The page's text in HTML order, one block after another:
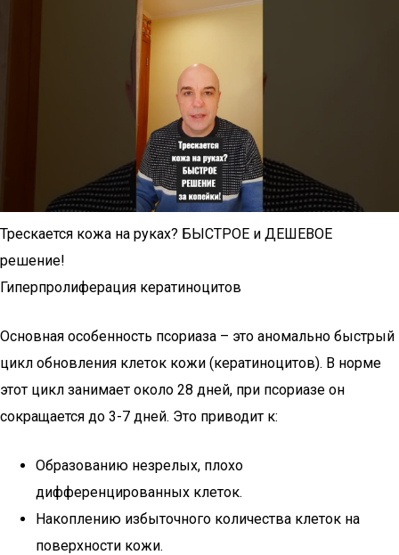
Трескается кожа на руках? БЫСТРОЕ и ДЕШЕВОЕ
решение!
Гиперпролиферация кератиноцитов
Основная особенность псориаза – это аномально быстрый
цикл обновления клеток кожи (кератиноцитов). В норме
этот цикл занимает около 28 дней, при псориазе он
сокращается до 3-7 дней. Это приводит к:
Образованию незрелых, плохо
дифференцированных клеток.
Накоплению избыточного количества клеток на
поверхности кожи.